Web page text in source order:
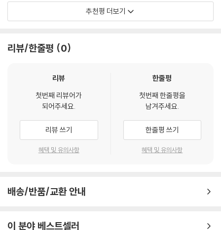
독 소유자 입장에서 행동하게 하려는 노력이라 할 수 있다.
--- p.75
이러한 사례들은 가장 저렴한 비용으로 피해 발생을 막을 수 있었던 사람
에게 피해에 대한 법적 책임을 묻는 것의 이점이 무엇인지 보여준다. 바로
파악하려면 시간이 걸릴 수밖에 없다. 증언도 들어야 하고, 전문가에게 의
뢰하는 비용도 추가될 것이다. 반면 폭발을 일으킨 주체가 결과에 대해 책
임져야 한다는 사실을 모든 사람이 알고 있다면 사건은 훨씬 간단해진다.
법은 종종 계약에 대해 당사자가 원하지 ‘않을 만한’ 채무 불이행 조건을 보
충하기도 한다. 왜일까? 그렇게 하면 (자신들이 원치 않는 조건을 법이 설
경 규칙보다는 당사자 간의 대화가 더 나은 결과로 이어질 확률이 높다고
보는 것이다.
저자는 곧장 이와 유사한 사례를 반복해서 제시한다. 크리켓 경기장에 10
주민에게 상해를 입혔다면 그 주민은 경기장 소유주에게 배상을 요구할 수
것을 한계적 시각으로 바라본다. 그리고 그는 이 주민의 사고방식이 옳지
않다고 판단 내린다. 왜냐하면 15피트 높이의 담장이 낼 효과의 대부분은 1
0피트 높이에서도 이미 확보했다고 여겨지기 때문이다. 공 100만 개 중 하
나가 이 담장을 넘어가 상해를 입히는 비용보다 담장을 5피트 높이지 않음
으로써 확보하는 저렴한 비용이 더 효율적이며, 따라서 소유주에게는 더
이상의 조치가 필요 없다는 결론이 도출된다.
다음 사람들이 그 방법을 쓰도록 유인하는 것이기 때문이다. 가령 토지나
다는 점에서 유익한 것이고, 만약 어떤 이유로 매매가 이뤄질 수 없다면 이
기틀을 새로 짜게 해주는 궁극의 도구다.
- 정지우 (변호사·작가)
이 책은 모든 법 분석가가 늘 몸에 지녀야 할 도구로 가득하다. 이 야심찬
- 이언 에어스 (예일대학 로스쿨 타운젠드 교수)
정말 놀라운 책. 법철학과 법학 방법론의 중요하고도 독특한 틈새를 장악
한 이 책의 묘미는 법 규칙 분석을 위한 방법은 물론 경제학, 심리학, 사회
학, 법학, 증거법 등의 결실을 포괄하는 데 있다. 전문가나 일반인 모두에게
궁극의 ‘도구 모음집’이 될 것이다.
법적 추론에서 가장 핵심적인 개념들을 지적이고도 흥미진진하게 소개하
고 있다. 코스 정리, 죄수의 딜레마, 재산권 규칙, 책임 규칙 등을 둘러싼 혼
러낸다. 독자들은 거의 모든 법적 쟁점을 분석·검토하는 데 유용한 생각의
추천평 더보기
리뷰/한줄평 0
리뷰
첫번째 리뷰어가
되어주세요.
리뷰 쓰기
혜택 및 유의사항
한줄평
첫번째 한줄평을
남겨주세요.
한줄평 쓰기
혜택 및 유의사항
배송/반품/교환 안내
이 분야 베스트셀러